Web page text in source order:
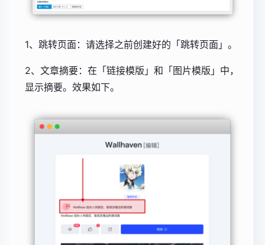
1、跳转页面：请选择之前创建好的「跳转页面」。
2、文章摘要：在「链接模版」和「图片模版」中，
显示摘要。效果如下。